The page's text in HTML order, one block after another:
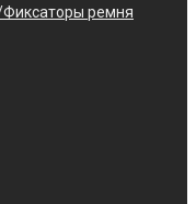
ремня